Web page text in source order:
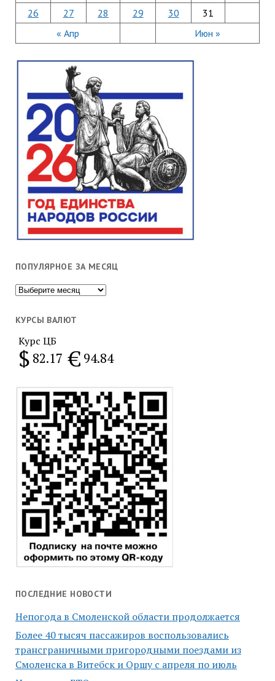
« Апр Июн »
26
27 28 29 30 31
ПОПУЛЯРНОЕ ЗА МЕСЯЦ
Популярное
месяц
КУРСЫ ВАЛЮТ
Курс ЦБ
$ 82.17 € 94.84
ПОСЛЕДНИЕ НОВОСТИ
Непогода в Смоленской области продолжается
Более 40 тысяч пассажиров воспользовались
трансграничными пригородными поездами из
Смоленска в Витебск и Оршу с апреля по июль